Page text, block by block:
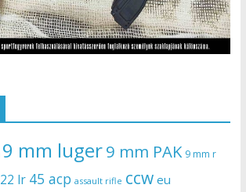
9 mm luger9 mm PAK 9 mm r
22 lr 45 acp assault rifle ccw eu